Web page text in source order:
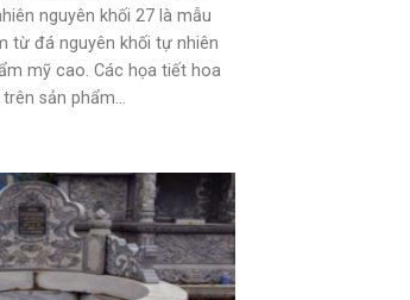
nguyên khối 27 là mẫu
từ đá nguyên khối tự nhiên
mỹ cao. Các họa tiết hoa
sản phẩm...